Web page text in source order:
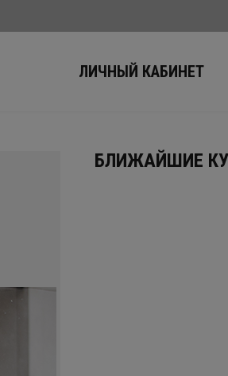
ЛИЧНЫЙ КАБИНЕТ
БЛИЖАЙШИЕ